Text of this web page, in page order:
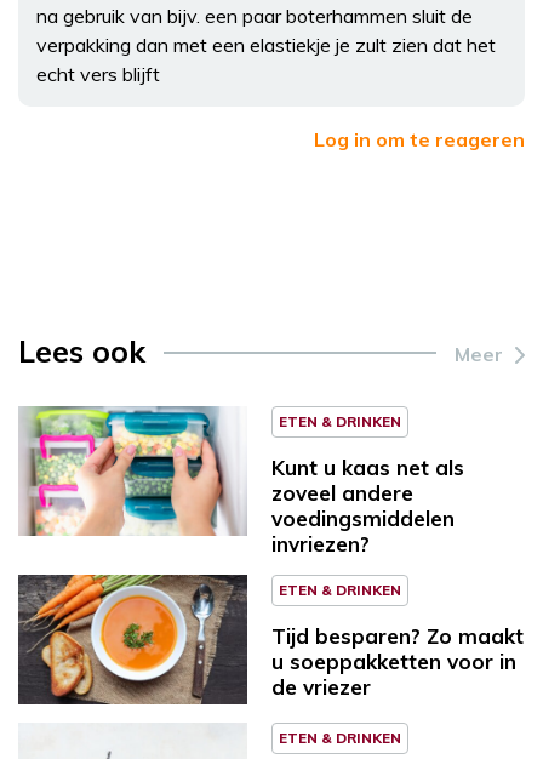
na gebruik van bijv. een paar boterhammen sluit de
verpakking dan met een elastiekje je zult zien dat het
echt vers blijft
Log in om te reageren
Lees ook Meer
ETEN & DRINKEN
Kunt u kaas net als
zoveel andere
voedingsmiddelen
invriezen?
ETEN & DRINKEN
Tijd besparen? Zo maakt
u soeppakketten voor in
de vriezer
ETEN & DRINKEN